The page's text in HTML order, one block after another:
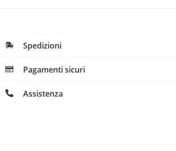
Spedizioni
Pagamenti sicuri
Assistenza